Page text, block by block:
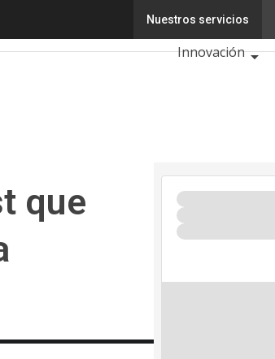
Nuestros servicios
en la era de la tecnologíaTecnología
Innovación
Calendario de
Eventos TIC 2026
que